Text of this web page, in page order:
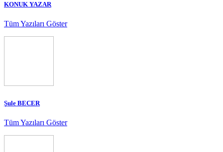
KONUK YAZAR
Tüm Yazıları Göster
Şule BECER
Tüm Yazıları Göster